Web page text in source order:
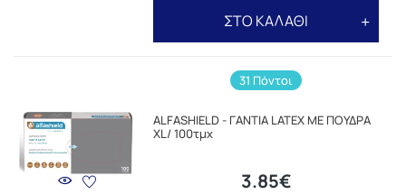
ΣΤΟ ΚΑΛΑΘΙ
31 Πόντοι
ALFASHIELD - ΓΑΝΤΙΑ LATEX ΜΕ ΠΟΥΔΡΑ
XL/ 100τμχ
3.85€